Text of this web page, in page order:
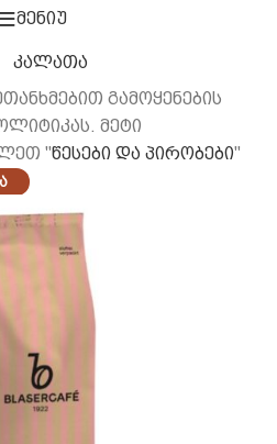
მენიუ
კალათა
გამოყენების
მეტი
"წესები და პირობები"